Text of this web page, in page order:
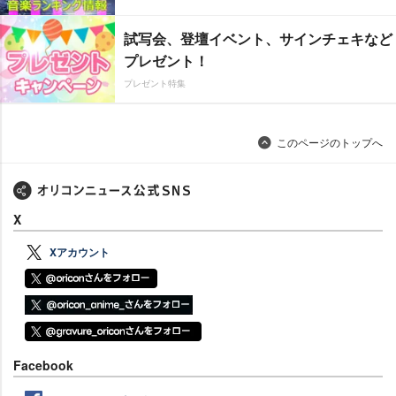
試写会、登壇イベント、サインチェキなど
プレゼント！
プレゼント特集
このページのトップへ
X
Xアカウント
Facebook